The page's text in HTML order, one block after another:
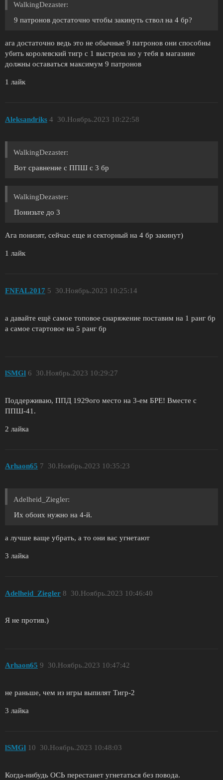
WalkingDezaster:
9 патронов достаточно чтобы закинуть ствол на 4 бр?
ага достаточно ведь это не обычные 9 патронов они способны
убить королевский тигр с 1 выстрела но у тебя в магазине
должны оставаться максимум 9 патронов
1 лайк
Aleksandriks 30.Ноябрь.2023 10:22:58
4
WalkingDezaster:
Вот сравнение с ППШ с 3 бр
WalkingDezaster:
Понизьте до 3
Ага понизят, сейчас еще и секторный на 4 бр закинут)
1 лайк
FNFAL2017 30.Ноябрь.2023 10:25:14
5
а давайте ещё самое топовое снаряжение поставим на 1 ранг бр
а самое стартовое на 5 ранг бр
lSMGl 30.Ноябрь.2023 10:29:27
6
Поддерживаю, ППД 1929ого место на 3-ем БРЕ! Вместе с
ППШ-41.
2 лайка
Arhaon65 30.Ноябрь.2023 10:35:23
7
Adelheid_Ziegler:
Их обоих нужно на 4-й.
а лучше ваще убрать, а то они вас угнетают
3 лайка
Adelheid_Ziegler 30.Ноябрь.2023 10:46:40
8
Я не против.)
Arhaon65 30.Ноябрь.2023 10:47:42
9
не раньше, чем из игры выпилят Тигр-2
3 лайка
lSMGl 30.Ноябрь.2023 10:48:03
10
Когда-нибудь ОСЬ перестанет угнетаться без повода.